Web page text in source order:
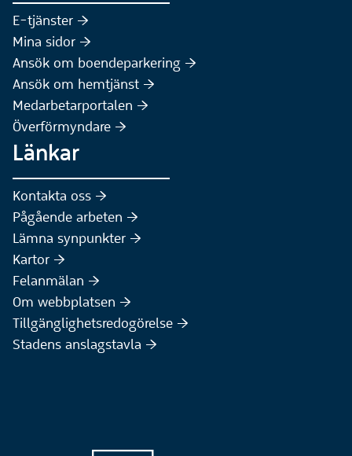
E-tjänster :höger:
Mina sidor :höger:
Ansök om boendeparkering :höger:
Ansök om hemtjänst :höger:
Medarbetarportalen :höger:
Överförmyndare :höger:
Länkar
Kontakta oss :höger:
Pågående arbeten :höger:
Lämna synpunkter :höger:
Kartor :höger:
Felanmälan :höger:
Om webbplatsen :höger:
Tillgänglighetsredogörelse :höger:
Stadens anslagstavla :höger: